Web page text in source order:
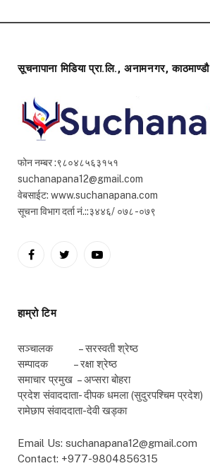
सूचनापाना मिडिया प्रा.लि., अनामनगर, काठमाण्डौ
फोन नम्बर :९८०४८५६३१५१
suchanapana12@gmail.com
वेबसाईट: www.suchanapana.com
सूचना विभाग दर्ता नं.::३४४६/ ०७८ -०७९
FacebookTwitterYouTube
हाम्रो टिम
सञ्चालक – सरस्वती श्रेष्ठ
सम्पादक – रक्षा श्रेष्ठ
समाचार प्रमुख – अप्सरा बोहरा
प्रदेश संवाददाता- दीपक धमला (सुदुरपश्चिम प्रदेश)
रामेछाप संवाददाता-देवी खड्का
Email Us: suchanapana12@gmail.com
Contact: +977-9804856315